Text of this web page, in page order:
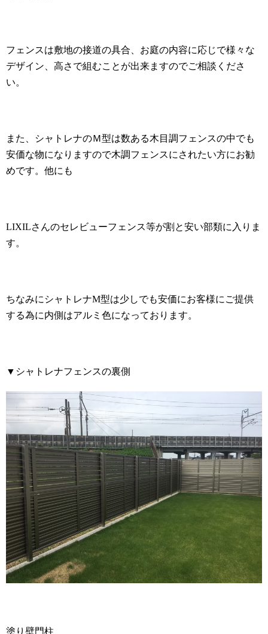
フェンスは敷地の接道の具合、お庭の内容に応じで様々な
デザイン、高さで組むことが出来ますのでご相談くださ
い。
また、シャトレナのＭ型は数ある木目調フェンスの中でも
安価な物になりますので木調フェンスにされたい方にお勧
めです。他にも
LIXILさんのセレビューフェンス等が割と安い部類に入りま
す。
ちなみにシャトレナM型は少しでも安価にお客様にご提供
する為に内側はアルミ色になっております。
▼シャトレナフェンスの裏側
塗り壁門柱